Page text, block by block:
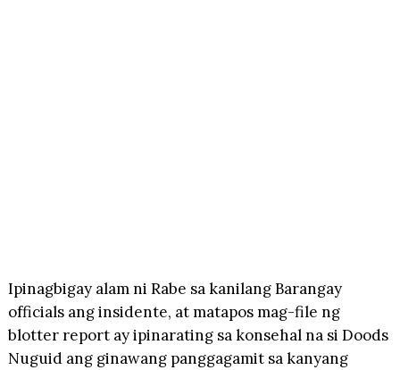
Ipinagbigay alam ni Rabe sa kanilang Barangay
officials ang insidente, at matapos mag-file ng
blotter report ay ipinarating sa konsehal na si Doods
Nuguid ang ginawang panggagamit sa kanyang